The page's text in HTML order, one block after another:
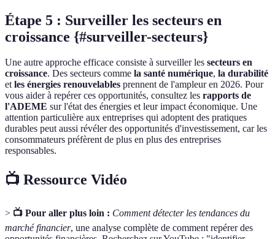
Étape 5 : Surveiller les secteurs en
croissance {#surveiller-secteurs}
Une autre approche efficace consiste à surveiller les secteurs en
croissance. Des secteurs comme la santé numérique, la durabilité
etles énergies renouvelables prennent de l'ampleur en 2026. Pour
vous aider à repérer ces opportunités, consultez les rapports de
l'ADEME sur l'état des énergies et leur impact économique. Une
attention particulière aux entreprises qui adoptent des pratiques
durables peut aussi révéler des opportunités d'investissement, car les
consommateurs préfèrent de plus en plus des entreprises
responsables.
📺 Ressource Vidéo
> 📺 Pour aller plus loin : Comment détecter les tendances du
marché financier, une analyse complète de comment repérer des